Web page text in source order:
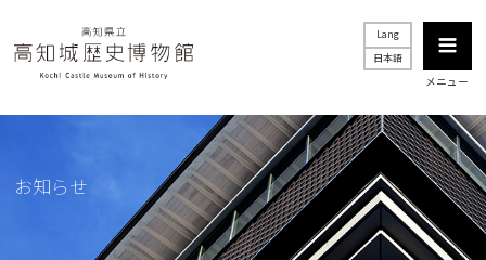
Lang
日本語
メニュー
お知らせ